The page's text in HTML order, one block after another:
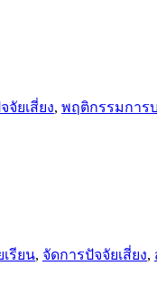
จัยเสี่ยง, พฤติกรรมการ
เรียน, จัดการปัจจัยเสี่ยง,